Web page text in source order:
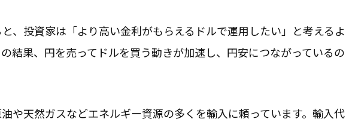
、投資家は「より高い金利がもらえるドルで運用したい」と考えるよ
結果、円を売ってドルを買う動きが加速し、円安につながっているの
や天然ガスなどエネルギー資源の多くを輸入に頼っています。輸入代